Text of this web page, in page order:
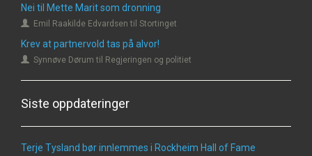
Nei til Mette Marit som dronning
Emil Raakilde Edvardsen til Stortinget
Krev at partnervold tas på alvor!
Synnøve Dørum til Regjeringen og politiet
Siste oppdateringer
Terje Tysland bør innlemmes i Rockheim Hall of Fame